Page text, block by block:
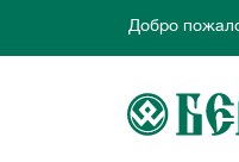
Добро
Предлагаем
Добро
Предлагаем